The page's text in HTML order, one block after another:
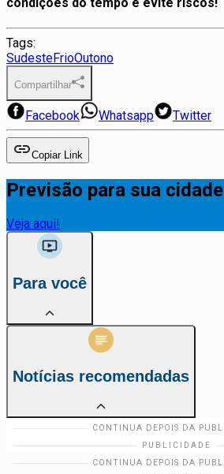
condições do tempo e evite riscos!
Tags:
SudesteFrioOutono
Compartilhar
Facebook Whatsapp Twitter
Copiar Link
Previsão para sua cidade
Veja aqui!
Para você
Notícias recomendadas